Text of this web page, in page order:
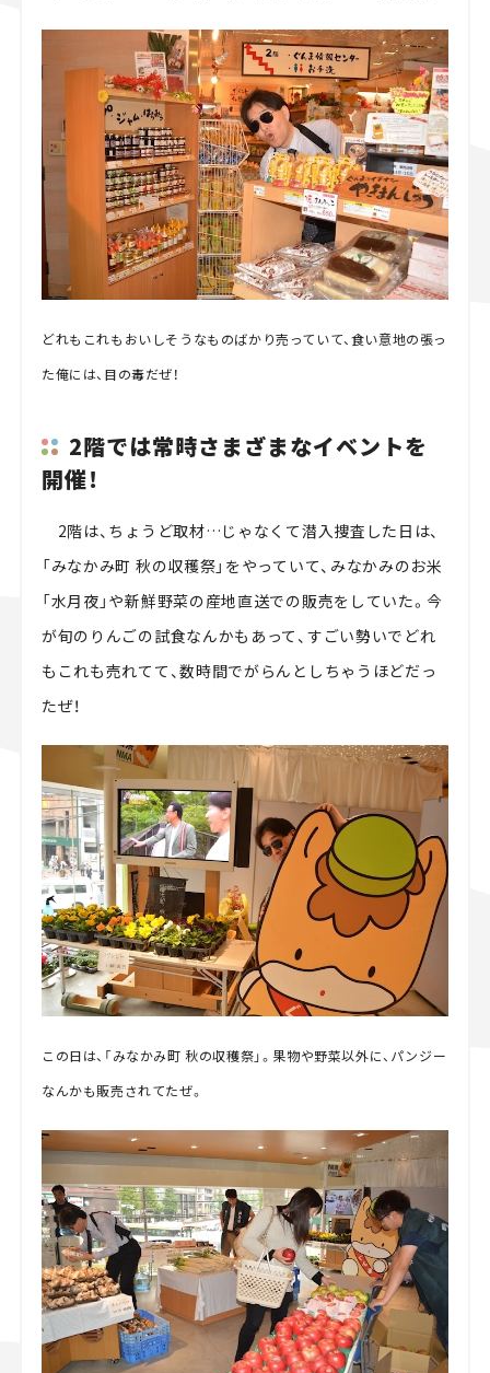
どれもこれもおいしそうなものばかり売っていて、食い意地の張っ
た俺には、目の毒だぜ！
2階では常時さまざまなイベントを
開催！
2階は、ちょうど取材…じゃなくて潜入捜査した日は、
「みなかみ町 秋の収穫祭」をやっていて、みなかみのお米
「水月夜」や新鮮野菜の産地直送での販売をしていた。今
が旬のりんごの試食なんかもあって、すごい勢いでどれ
もこれも売れてて、数時間でがらんとしちゃうほどだっ
たぜ！
この日は、「みなかみ町 秋の収穫祭」。果物や野菜以外に、パンジー
なんかも販売されてたぜ。